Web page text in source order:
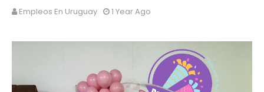
Empleos En Uruguay 1 Year Ago